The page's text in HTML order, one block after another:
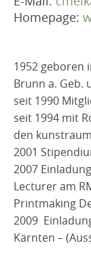
Homepage:
1952 geboren
Brunn a. Geb.
seit 1990
seit 1994 mit
den
2001
2007
Lecturer am
Printmaking
2009
Kärnten –